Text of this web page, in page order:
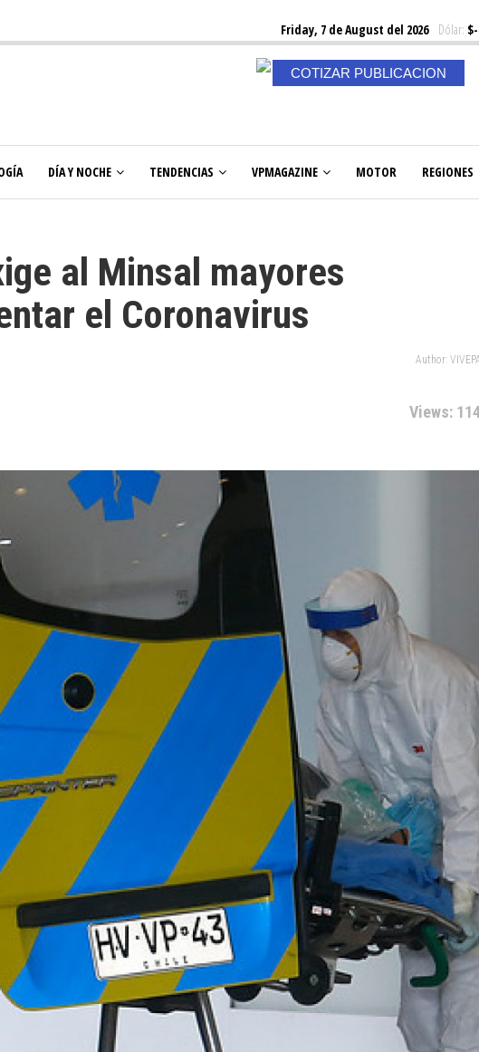
Friday, 7 de August del 2026Dólar:
COTIZAR PUBLICACION
DÍA Y NOCHE TENDENCIAS VPMAGAZINE MOTOR REGIONES
al Minsal mayores
el Coronavirus
Author:
Views: